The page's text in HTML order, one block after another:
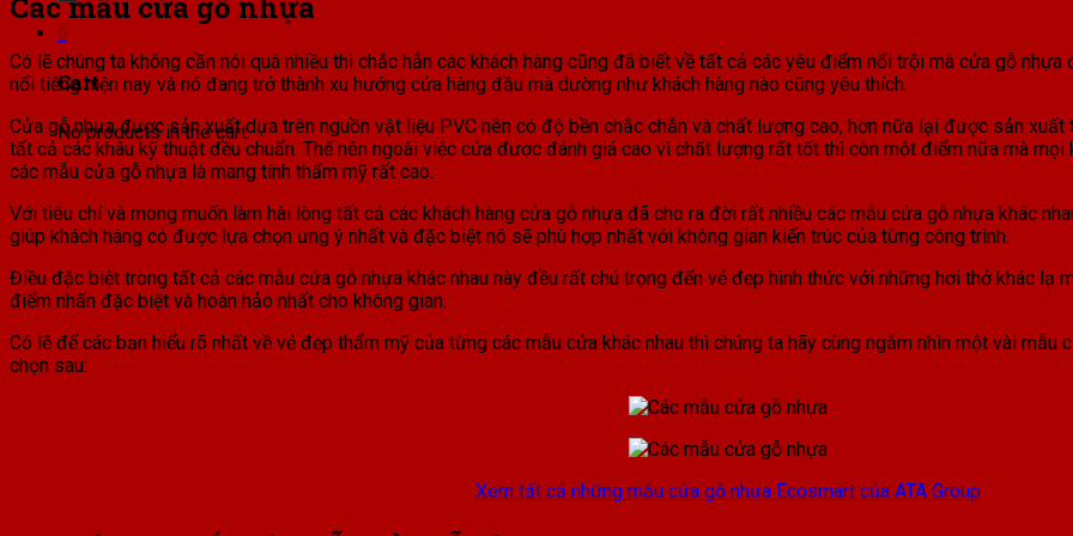
0
Cart
No products in the cart.
Có lẽ chúng ta không cần nói quá nhiều thì chắc hẳn các khách hàng cũng đã biết về tất cả các yêu điểm nổi trội mà cửa gỗ
nổi tiếng hiện nay và nó đang trở thành xu hướng cửa hàng đầu mà dường như khách hàng nào cũng yêu thích.
Cửa gỗ nhựa được sản xuất dựa trên nguồn vật liệu PVC nên có độ bền chắc chắn và chất lượng cao, hơn nữa lại được sản
tất cả các khâu kỹ thuật đều chuẩn. Thế nên ngoài việc cửa được đánh giá cao vì chất lượng rất tốt thì còn một điểm nữa mà
các mẫu cửa gỗ nhựa là mang tính thẩm mỹ rất cao.
Với tiêu chí và mong muốn làm hài lòng tất cả các khách hàng cửa gỗ nhựa đã cho ra đời rất nhiều các mẫu cửa gỗ nhựa khác
giúp khách hàng có được lựa chọn ưng ý nhất và đặc biệt nó sẽ phù hợp nhất với không gian kiến trúc của từng công trình.
Điều đặc biệt trong tất cả các mẫu cửa gỗ nhựa khác nhau này đều rất chú trọng đến vẻ đẹp hình thức với những hơi thở khác lạ
điểm nhấn đặc biệt và hoàn hảo nhất cho không gian.
Có lẽ để các bạn hiểu rõ nhất về vẻ đẹp thẩm mỹ của từng các mẫu cửa khác nhau thì chúng ta hãy cùng ngắm nhìn một vài
chọn sau:
Xem tất cả những mẫu cửa gỗ nhựa Ecosmart của ATA Group